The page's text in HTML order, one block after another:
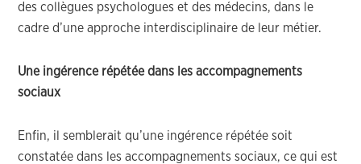
des collègues psychologues et des médecins, dans le
cadre d’une approche interdisciplinaire de leur métier.
Une ingérence répétée dans les accompagnements
sociaux
Enfin, il semblerait qu’une ingérence répétée soit
constatée dans les accompagnements sociaux, ce qui est